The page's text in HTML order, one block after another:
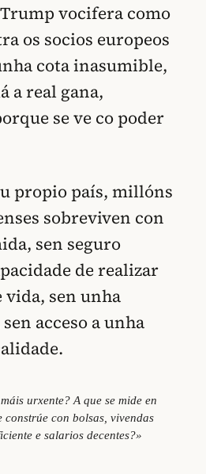
vocifera como
os socios europeos
cota inasumible,
a real gana,
se ve co poder
propio país, millóns
sobreviven con
sen seguro
de realizar
sen unha
acceso a unha
urxente? A que se mide en
constrúe con bolsas, vivendas
e salarios decentes?»